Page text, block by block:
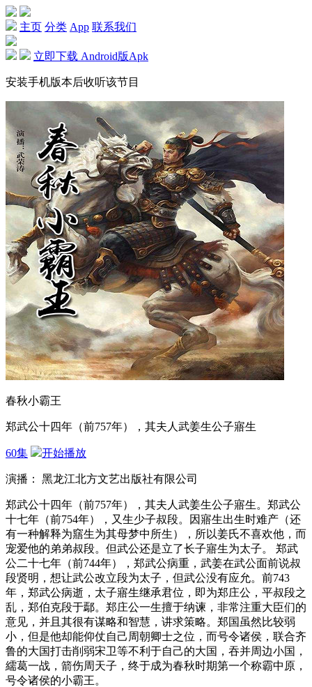
主页 分类 App 联系我们
立即下载 Android版Apk
安装手机版本后收听该节目
春秋小霸王
郑武公十四年（前757年），其夫人武姜生公子寤生
60集 开始播放
演播： 黑龙江北方文艺出版社有限公司
郑武公十四年（前757年），其夫人武姜生公子寤生。郑武公
十七年（前754年），又生少子叔段。因寤生出生时难产（还
有一种解释为窹生为其母梦中所生），所以姜氏不喜欢他，而
宠爱他的弟弟叔段。但武公还是立了长子寤生为太子。 郑武
公二十七年（前744年），郑武公病重，武姜在武公面前说叔
段贤明，想让武公改立段为太子，但武公没有应允。前743
年，郑武公病逝，太子寤生继承君位，即为郑庄公，平叔段之
乱，郑伯克段于鄢。郑庄公一生擅于纳谏，非常注重大臣们的
意见，并且其很有谋略和智慧，讲求策略。郑国虽然比较弱
小，但是他却能仰仗自己周朝卿士之位，而号令诸侯，联合齐
鲁的大国打击削弱宋卫等不利于自己的大国，吞并周边小国，
繻葛一战，箭伤周天子，终于成为春秋时期第一个称霸中原，
号令诸侯的小霸王。